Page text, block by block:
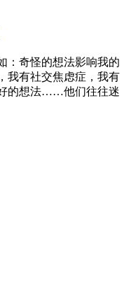
：奇怪的想法影响我的
我有社交焦虑症，我有
的想法……他们往往迷